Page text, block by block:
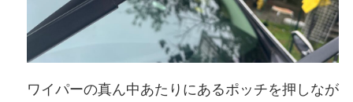
ワイパーの真ん中あたりにあるポッチを押しなが